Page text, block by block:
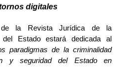
digitales
de la Revista Jurídica de la
del Estado estará dedicada al
paradigmas de la criminalidad
y seguridad del Estado en